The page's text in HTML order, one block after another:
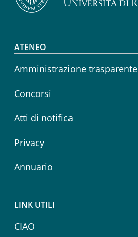
Footer menu
ATENEO
Amministrazione trasparente
Concorsi
Atti di notifica
Privacy
Annuario
LINK UTILI
CIAO